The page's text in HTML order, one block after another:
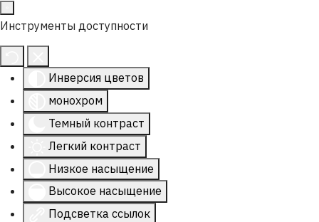
Инструменты доступности
Инверсия цветов
монохром
Темный контраст
Легкий контраст
Низкое насыщение
Высокое насыщение
Подсветка ссылок